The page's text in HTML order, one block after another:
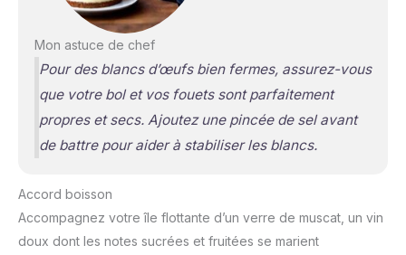
Mon astuce de chef
Pour des blancs d’œufs bien fermes, assurez-vous
que votre bol et vos fouets sont parfaitement
propres et secs. Ajoutez une pincée de sel avant
de battre pour aider à stabiliser les blancs.
Accord boisson
Accompagnez votre île flottante d’un verre de muscat, un vin
doux dont les notes sucrées et fruitées se marient